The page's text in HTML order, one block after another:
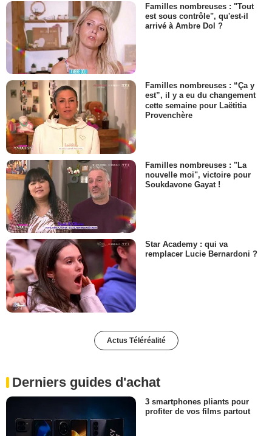
Familles nombreuses : "Tout
est sous contrôle", qu'est-il
arrivé à Ambre Dol ?
Familles nombreuses : “Ça y
est”, il y a eu du changement
cette semaine pour Laëtitia
Provenchère
Familles nombreuses : "La
nouvelle moi", victoire pour
Soukdavone Gayat !
Star Academy : qui va
remplacer Lucie Bernardoni ?
Actus Téléréalité
Derniers guides d'achat
3 smartphones pliants pour
profiter de vos films partout